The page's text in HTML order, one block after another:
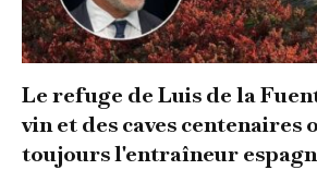
Le refuge de Luis de la
vin et des caves centenaires
toujours l'entraîneur